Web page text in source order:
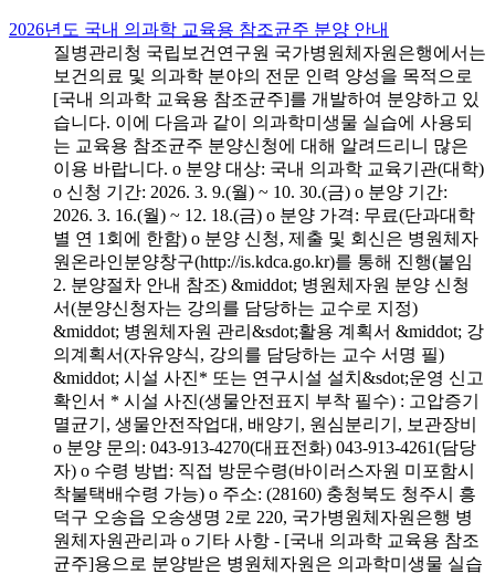
2026년도 국내 의과학 교육용 참조균주 분양 안내
질병관리청 국립보건연구원 국가병원체자원은행에서는
보건의료 및 의과학 분야의 전문 인력 양성을 목적으로
[국내 의과학 교육용 참조균주]를 개발하여 분양하고 있
습니다. 이에 다음과 같이 의과학미생물 실습에 사용되
는 교육용 참조균주 분양신청에 대해 알려드리니 많은
이용 바랍니다. o 분양 대상: 국내 의과학 교육기관(대학)
o 신청 기간: 2026. 3. 9.(월) ~ 10. 30.(금) o 분양 기간:
2026. 3. 16.(월) ~ 12. 18.(금) o 분양 가격: 무료(단과대학
별 연 1회에 한함) o 분양 신청, 제출 및 회신은 병원체자
원온라인분양창구(http://is.kdca.go.kr)를 통해 진행(붙임
2. 분양절차 안내 참조) &middot; 병원체자원 분양 신청
서(분양신청자는 강의를 담당하는 교수로 지정)
&middot; 병원체자원 관리&sdot;활용 계획서 &middot; 강
의계획서(자유양식, 강의를 담당하는 교수 서명 필)
&middot; 시설 사진* 또는 연구시설 설치&sdot;운영 신고
확인서 * 시설 사진(생물안전표지 부착 필수) : 고압증기
멸균기, 생물안전작업대, 배양기, 원심분리기, 보관장비
o 분양 문의: 043-913-4270(대표전화) 043-913-4261(담당
자) o 수령 방법: 직접 방문수령(바이러스자원 미포함시
착불택배수령 가능) o 주소: (28160) 충청북도 청주시 흥
덕구 오송읍 오송생명 2로 220, 국가병원체자원은행 병
원체자원관리과 o 기타 사항 - [국내 의과학 교육용 참조
균주]용으로 분양받은 병원체자원은 의과학미생물 실습